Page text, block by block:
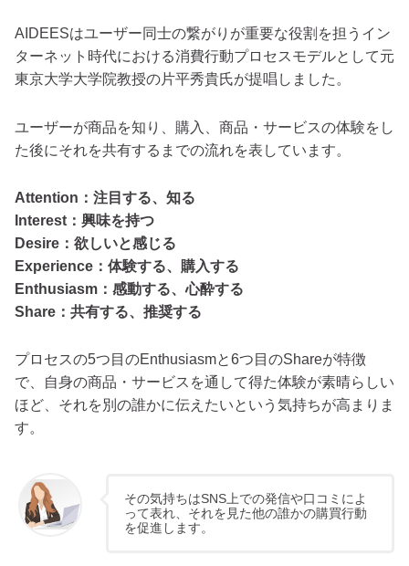
AIDEESはユーザー同士の繋がりが重要な役割を担うイン
ターネット時代における消費行動プロセスモデルとして元
東京大学大学院教授の片平秀貴氏が提唱しました。
ユーザーが商品を知り、購入、商品・サービスの体験をし
た後にそれを共有するまでの流れを表しています。
Attention：注目する、知る
Interest：興味を持つ
Desire：欲しいと感じる
Experience：体験する、購入する
Enthusiasm：感動する、心酔する
Share：共有する、推奨する
プロセスの5つ目のEnthusiasmと6つ目のShareが特徴
で、自身の商品・サービスを通して得た体験が素晴らしい
ほど、それを別の誰かに伝えたいという気持ちが高まりま
す。
その気持ちはSNS上での発信や口コミによ
って表れ、それを見た他の誰かの購買行動
を促進します。